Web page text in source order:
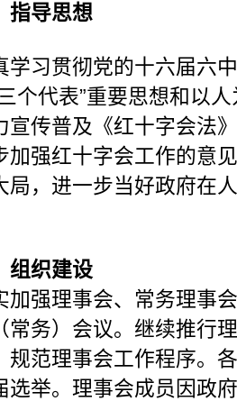
指导思想
贯彻党的十六届六中
个代表”重要思想和以
宣传普及《红十字会法
加强红十字会工作的意
局，进一步当好政府在
组织建设
理事会、常务理事会
常务）会议。继续推行
规范理事会工作程序。
选举。理事会成员因政